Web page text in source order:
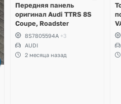
Передняя панель
оригинал Audi TTRS 8S
Coupe, Roadster
8S7805594A +3
AUDI
2 месяца назад